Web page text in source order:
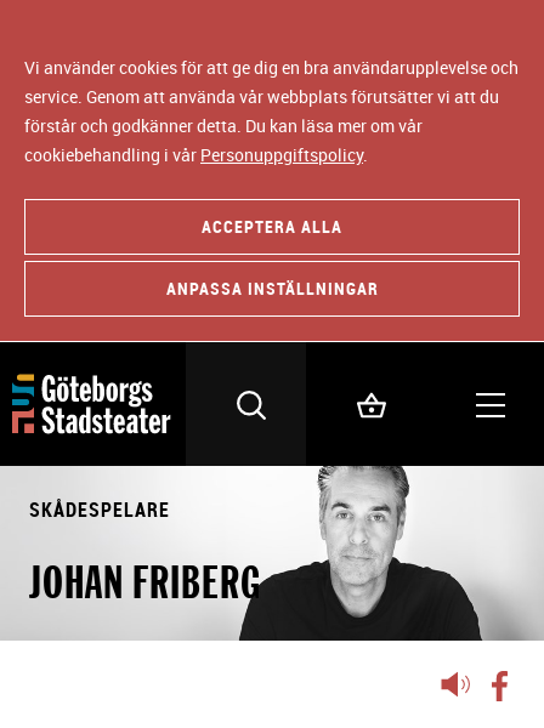
Vi använder cookies för att ge dig en bra användarupplevelse och
service. Genom att använda vår webbplats förutsätter vi att du
förstår och godkänner detta. Du kan läsa mer om vår
cookiebehandling i vår Personuppgiftspolicy.
ACCEPTERA ALLA
ANPASSA INSTÄLLNINGAR
SKÅDESPELARE
JOHAN FRIBERG
Lyssna